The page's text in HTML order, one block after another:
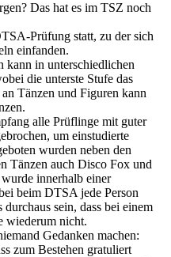
Das hat es im TSZ noch
Prüfung statt, zu der sich
einfanden.
kann in unterschiedlichen
die unterste Stufe das
Tänzen und Figuren kann
alle Prüflinge mit guter
um einstudierte
wurden neben den
Tänzen auch Disco Fox und
innerhalb einer
beim DTSA jede Person
sein, dass bei einem
wiederum nicht.
Gedanken machen:
zum Bestehen gratuliert